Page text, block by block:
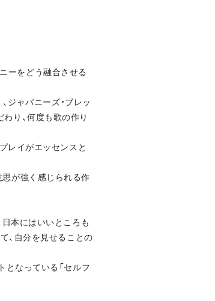
ーをどう融合させる
ジャパニーズ・ブレッ
り、何度も歌の作り
レイがエッセンスと
が強く感じられる作
本にはいいところも
、自分を見せることの
なっている「セルフ